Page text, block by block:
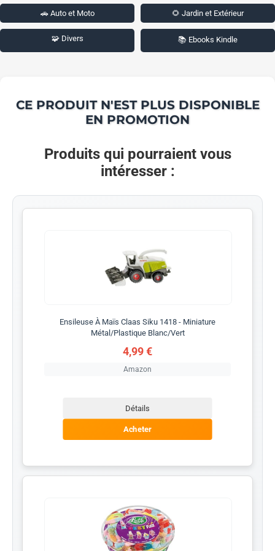
🚗 Auto et Moto 🌻 Jardin et Extérieur
🧩 Divers 📚 Ebooks Kindle
CE PRODUIT N'EST PLUS DISPONIBLE
EN PROMOTION
Produits qui pourraient vous
intéresser :
Ensileuse À Maïs Claas Siku 1418 - Miniature
Métal/Plastique Blanc/Vert
4,99 €
Amazon
Détails
Acheter